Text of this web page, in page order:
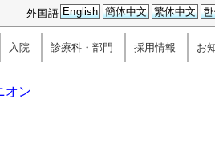
外国語 English 簡体中文 繁体中文
入院 診療科・部門 採用情報 お
オン